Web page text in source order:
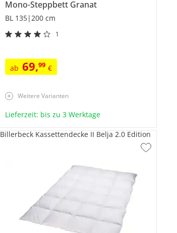
Mono-Steppbett Granat
BL 135|200 cm
1
ab 69,99 €
Weitere Varianten
Lieferzeit: bis zu 3 Werktage
Billerbeck Kassettendecke II Belja 2.0 Edition